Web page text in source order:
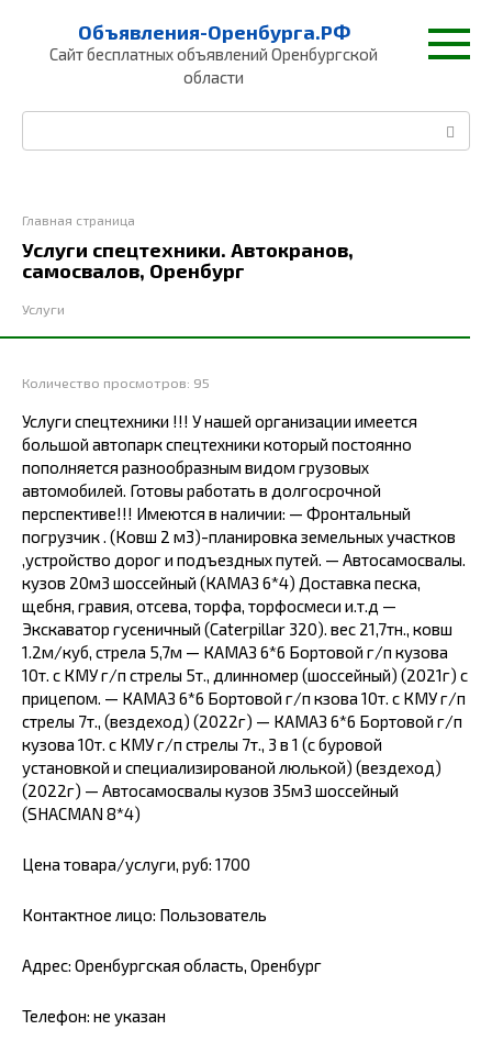
контенту
Объявления-Оренбурга.РФ
Сайт бесплатных объявлений Оренбургской
области
Главная страница
Услуги спецтехники. Автокранов,
самосвалов, Оренбург
Услуги
Количество просмотров: 95
Услуги спецтехники !!! У нашей организации имеется
большой автопарк спецтехники который постоянно
пополняется разнообразным видом грузовых
автомобилей. Готовы работать в долгосрочной
перспективе!!! Имеются в наличии: — Фронтальный
погрузчик . (Ковш 2 м3)-планировка земельных участков
,устройство дорог и подъездных путей. — Автосамосвалы.
кузов 20м3 шоссейный (КАМАЗ 6*4) Доставка песка,
щебня, гравия, отсева, торфа, торфосмеси и.т.д —
Экскаватор гусеничный (Caterpillar 320). вес 21,7тн., ковш
1.2м/куб, стрела 5,7м — КАМАЗ 6*6 Бортовой г/п кузова
10т. с КМУ г/п стрелы 5т., длинномер (шоссейный) (2021г) с
прицепом. — КАМАЗ 6*6 Бортовой г/п кзова 10т. с КМУ г/п
стрелы 7т., (вездеход) (2022г) — КАМАЗ 6*6 Бортовой г/п
кузова 10т. с КМУ г/п стрелы 7т., 3 в 1 (с буровой
установкой и специализированой люлькой) (вездеход)
(2022г) — Автосамосвалы кузов 35м3 шоссейный
(SHACMAN 8*4)
Цена товара/услуги, руб: 1700
Контактное лицо: Пользователь
Адрес: Оренбургская область, Оренбург
Телефон: не указан